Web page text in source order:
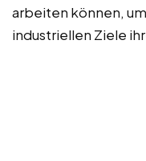
arbeiten können,
industriellen Ziele